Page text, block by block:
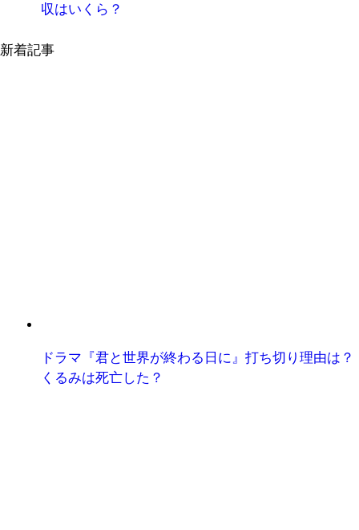
収はいくら？
新着記事
ドラマ『君と世界が終わる日に』打ち切り理由は？
くるみは死亡した？